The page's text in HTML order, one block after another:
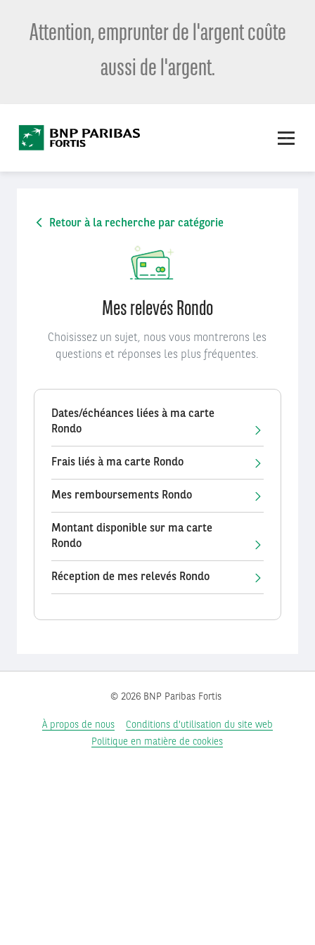
Attention, emprunter de l'argent coûte
aussi de l'argent.
Retour à la recherche par catégorie
Mes relevés Rondo
Choisissez un sujet, nous vous montrerons les
questions et réponses les plus fréquentes.
Dates/échéances liées à ma carte
Rondo
Frais liés à ma carte Rondo
Mes remboursements Rondo
Montant disponible sur ma carte
Rondo
Réception de mes relevés Rondo
© 2026 BNP Paribas Fortis
À propos de nous
Conditions d'utilisation du site web
Politique en matière de cookies